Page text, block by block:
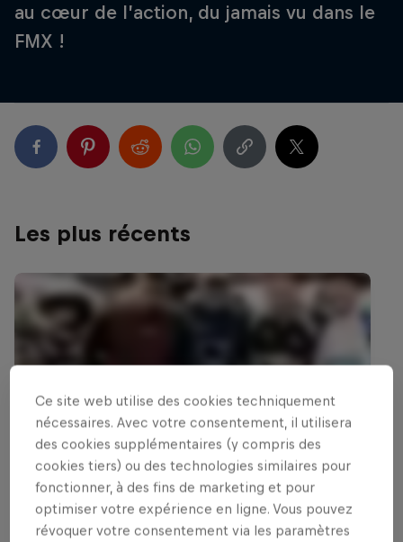
au cœur de l’action, du jamais vu dans le
FMX !
Les plus récents
Ce site web utilise des cookies techniquement
nécessaires. Avec votre consentement, il utilisera
des cookies supplémentaires (y compris des
cookies tiers) ou des technologies similaires pour
fonctionner, à des fins de marketing et pour
optimiser votre expérience en ligne. Vous pouvez
révoquer votre consentement via les paramètres